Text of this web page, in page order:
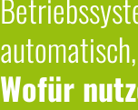
Wofür